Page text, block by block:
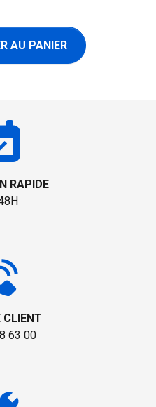
AU PANIER
RAPIDE
CLIENT
63 00